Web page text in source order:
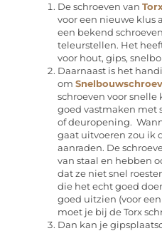
De schroeven van
voor een nieuwe klus
een bekend
teleurstellen. Het
voor hout, gips,
Daarnaast is het
om
schroeven voor snelle
goed vastmaken met
of deuropening.
gaat uitvoeren zou ik
aanraden. De
van staal en hebben
dat ze niet snel
die het echt goed
goed uitzien (voor
moet je bij de Torx
Dan kan je